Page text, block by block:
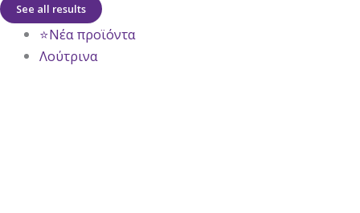
See all results
⭐Νέα προϊόντα
Λούτρινα